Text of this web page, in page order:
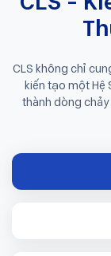
CLS không chỉ
kiến tạo một Hệ
thành dòng